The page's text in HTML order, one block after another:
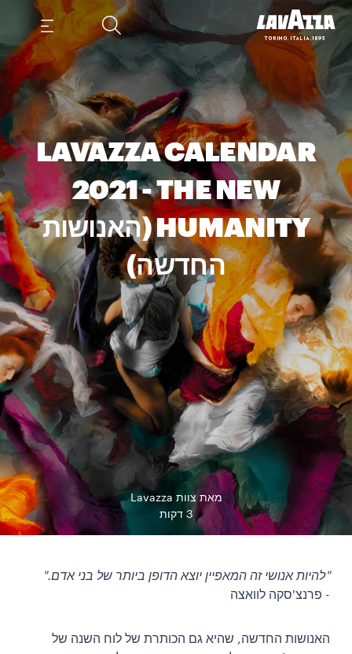
LAVAZZA CALENDAR
2021 - THE NEW
HUMANITY (האנושות
החדשה)
מאת צוות Lavazza
3 דקות
"להיות אנושי זה המאפיין יוצא הדופן ביותר של בני אדם."
- פרנצ'סקה לוואצה
האנושות החדשה, שהיא גם הכותרת של לוח השנה של